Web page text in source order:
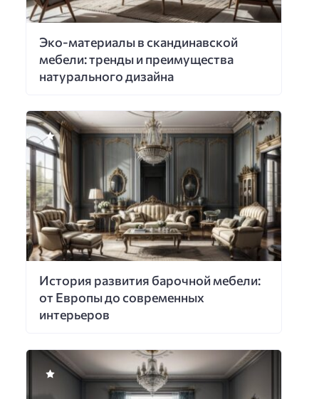
Эко-материалы в скандинавской
мебели: тренды и преимущества
натурального дизайна
История развития барочной мебели:
от Европы до современных
интерьеров